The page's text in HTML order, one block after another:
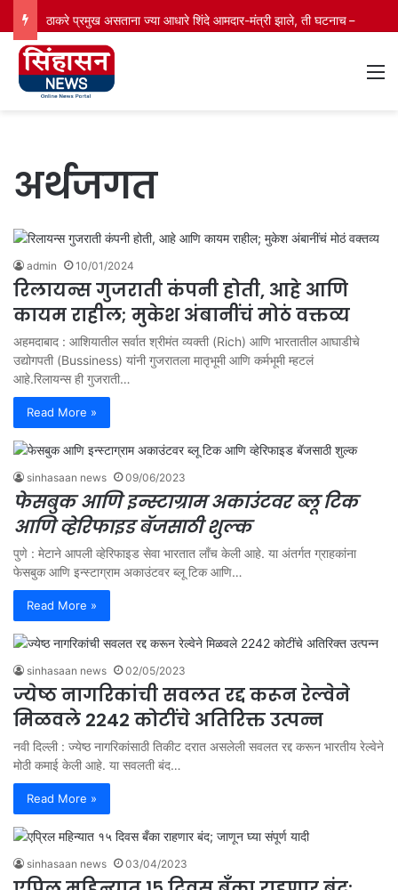
ठाकरे प्रमुख असताना ज्या आधारे शिंदे आमदार-मंत्री झाले, ती घटनाच नाकारली; कपिल सिब्बलांच्या युक्तिवादातील 20 मोठे मुद्दे
अर्थजगत
admin 10/01/2024
रिलायन्स गुजराती कंपनी होती, आहे आणि
कायम राहील; मुकेश अंबानींचं मोठं वक्तव्य
अहमदाबाद : आशियातील सर्वात श्रीमंत व्यक्ती (Rich) आणि भारतातील आघाडीचे
उद्योगपती (Bussiness) यांनी गुजरातला मातृभूमी आणि कर्मभूमी म्हटलं
आहे.रिलायन्स ही गुजराती…
Read More »
sinhasaan news 09/06/2023
फेसबुक आणि इन्स्टाग्राम अकाउंटवर ब्लू टिक
आणि व्हेरिफाइड बॅजसाठी शुल्क
पुणे : मेटाने आपली व्हेरिफाइड सेवा भारतात लाँच केली आहे. या अंतर्गत ग्राहकांना
फेसबुक आणि इन्स्टाग्राम अकाउंटवर ब्लू टिक आणि…
Read More »
sinhasaan news 02/05/2023
ज्येष्ठ नागरिकांची सवलत रद्द करून रेल्वेने
मिळवले 2242 कोटींचे अतिरिक्त उत्पन्न
नवी दिल्ली : ज्येष्ठ नागरिकांसाठी तिकीट दरात असलेली सवलत रद्द करून भारतीय रेल्वेने
मोठी कमाई केली आहे. या सवलती बंद…
Read More »
sinhasaan news 03/04/2023